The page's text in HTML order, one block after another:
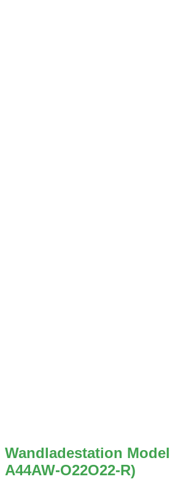
Wandladestation
A44AW-O22O22-R)